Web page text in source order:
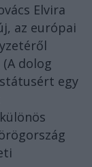
Elvira
az európai
dolog
egy